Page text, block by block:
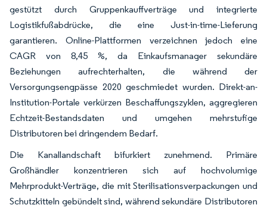
gestützt durch Gruppenkauffverträge und integrierte
Logistikfußabdrücke, die eine Just-in-time-Lieferung
garantieren. Online-Plattformen verzeichnen jedoch eine
CAGR von 8,45 %, da Einkaufsmanager sekundäre
Beziehungen aufrechterhalten, die während der
Versorgungsengpässe 2020 geschmiedet wurden. Direkt-an-
Institution-Portale verkürzen Beschaffungszyklen, aggregieren
Echtzeit-Bestandsdaten und umgehen mehrstufige
Distributoren bei dringendem Bedarf.
Die Kanallandschaft bifurkiert zunehmend. Primäre
Großhändler konzentrieren sich auf hochvolumige
Mehrprodukt-Verträge, die mit Sterilisationsverpackungen und
Schutzkitteln gebündelt sind, während sekundäre Distributoren